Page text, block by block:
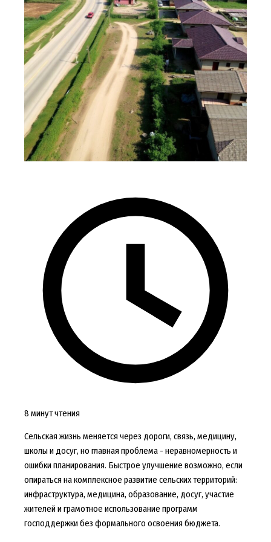
8 минут чтения
Сельская жизнь меняется через дороги, связь, медицину,
школы и досуг, но главная проблема - неравномерность и
ошибки планирования. Быстрое улучшение возможно, если
опираться на комплексное развитие сельских территорий:
инфраструктура, медицина, образование, досуг, участие
жителей и грамотное использование программ
господдержки без формального освоения бюджета.